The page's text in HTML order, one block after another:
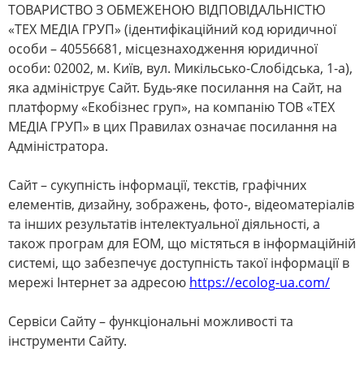
ТОВАРИСТВО З ОБМЕЖЕНОЮ ВІДПОВІДАЛЬНІСТЮ
«ТЕХ МЕДІА ГРУП» (ідентифікаційний код юридичної
особи – 40556681, місцезнаходження юридичної
особи: 02002, м. Київ, вул. Микільсько-Слобідська, 1-а),
яка адмініструє Сайт. Будь-яке посилання на Сайт, на
платформу «Екобізнес груп», на компанію ТОВ «ТЕХ
МЕДІА ГРУП» в цих Правилах означає посилання на
Адміністратора.
Сайт – сукупність інформації, текстів, графічних
елементів, дизайну, зображень, фото-, відеоматеріалів
та інших результатів інтелектуальної діяльності, а
також програм для ЕОМ, що містяться в інформаційній
системі, що забезпечує доступність такої інформації в
мережі Інтернет за адресою https://ecolog-ua.com/
Сервіси Сайту – функціональні можливості та
інструменти Сайту.